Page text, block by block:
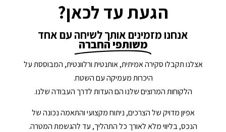
הגעת עד לכאן?
אנחנו מזמינים אותך לשיחה עם אחד
משותפי החברה
אצלנו תקבלו סקירה אמיתית, אותנטית ורלוונטית, המבוססת על
היכרות מעמיקה עם השטח.
הלקוחות המרוצים שלנו הם העדות לדרך העבודה שלנו.
אפיון מדויק של הצרכים, ניתוח מקצועי והתאמה נכונה של
הנכס, בליווי מלא לאורך כל התהליך, עד להגשמת המטרה.